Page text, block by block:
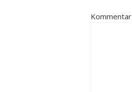
Kommentar